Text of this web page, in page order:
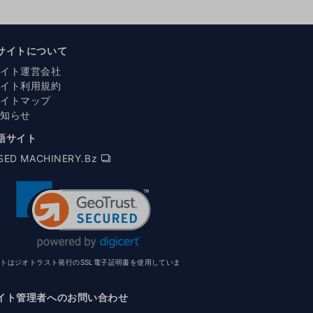
イトについて
ト運営会社
ト利用規約
トマップ
らせ
サイト
MACHINERY.Bz
はジオトラスト発行のSSL電子証明書を使用していま
ト管理者へのお問い合わせ